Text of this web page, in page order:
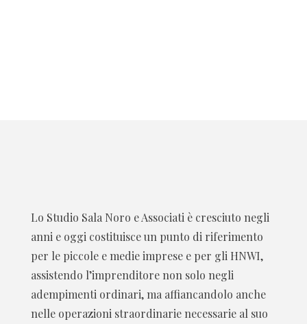
Lo Studio Sala Noro e Associati è cresciuto negli
anni e oggi costituisce un punto di riferimento
per le piccole e medie imprese e per gli HNWI,
assistendo l’imprenditore non solo negli
adempimenti ordinari, ma affiancandolo anche
nelle operazioni straordinarie necessarie al suo